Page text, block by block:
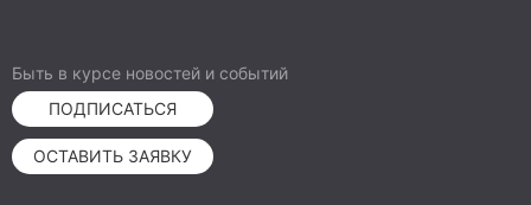
Быть в курсе новостей и событий
ПОДПИСАТЬСЯ
ОСТАВИТЬ ЗАЯВКУ